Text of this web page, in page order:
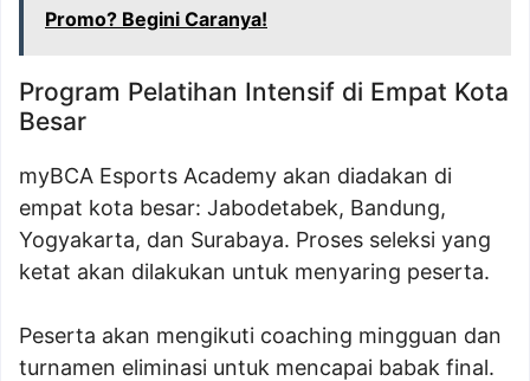
Promo? Begini Caranya!
Program Pelatihan Intensif di Empat Kota
Besar
myBCA Esports Academy akan diadakan di
empat kota besar: Jabodetabek, Bandung,
Yogyakarta, dan Surabaya. Proses seleksi yang
ketat akan dilakukan untuk menyaring peserta.
Peserta akan mengikuti coaching mingguan dan
turnamen eliminasi untuk mencapai babak final.